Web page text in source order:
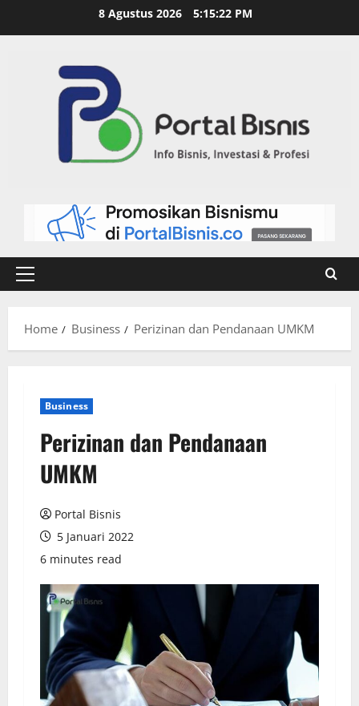
8 Agustus 2026 5:15:23 PM
Home Business Perizinan dan Pendanaan UMKM
Business
Perizinan dan Pendanaan
UMKM
Portal Bisnis
5 Januari 2022
6 minutes read